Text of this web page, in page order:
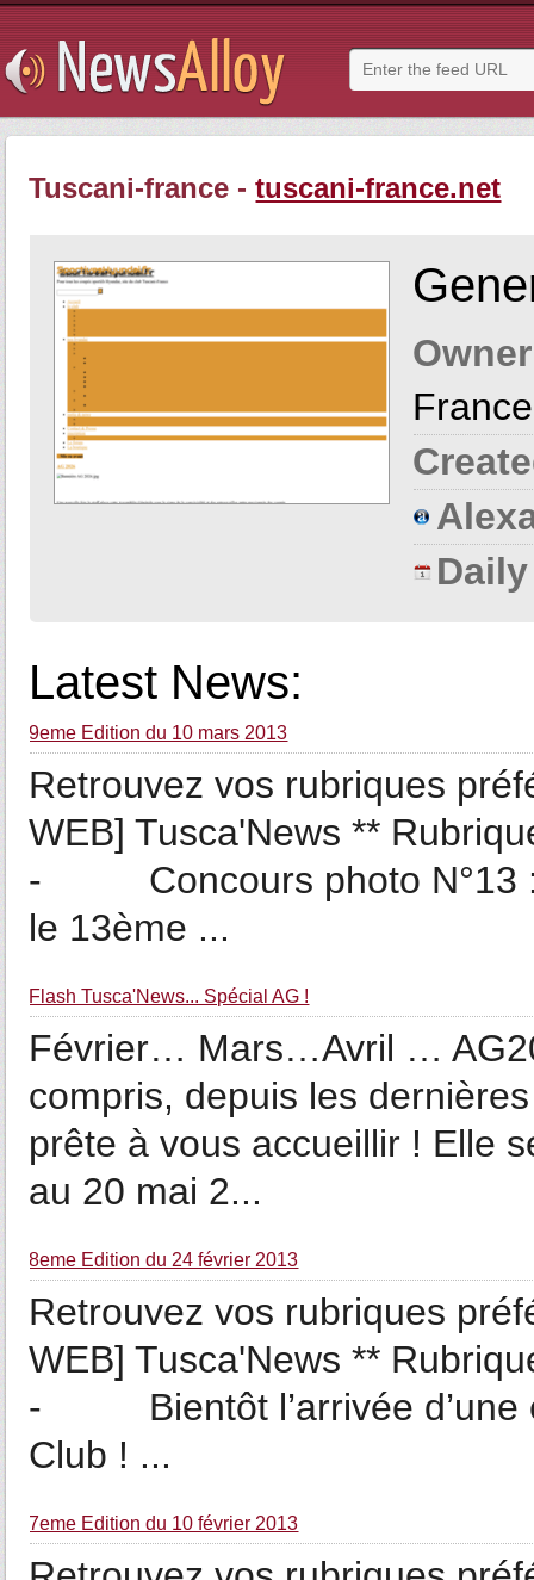
Tuscani-france -tuscani-france.net
France
Latest News:
9eme Edition du 10 mars 2013
Retrouvez vos rubriques
WEB] Tusca'News **
- Concours photo N°13 :
le 13ème ...
Flash Tusca'News... Spécial AG !
Février… Mars…Avril …
compris, depuis les
prête à vous accueillir ! Elle
au 20 mai 2...
8eme Edition du 24 février 2013
Retrouvez vos rubriques
WEB] Tusca'News **
- Bientôt l’arrivée d’une
Club ! ...
7eme Edition du 10 février 2013